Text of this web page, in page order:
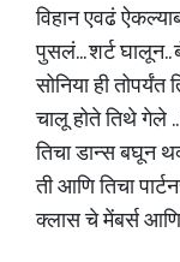
विहान एवढं
पुसलं... शर्ट
सोनिया ही
चालू होते तिथे गेले ..
तिचा डान्स बघून
ती आणि तिचा
क्लास चे मेंबर्स